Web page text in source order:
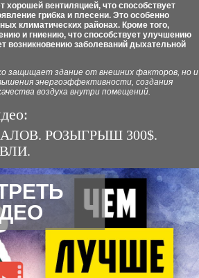
хорошей вентиляцией, что способствует
грибка и плесени. Это особенно
климатических районах. Кроме того,
и гниению, что способствует улучшению
возникновению заболеваний дыхательной
защищает здание от внешних факторов, но и
энергоэффективности, создания
воздуха внутри помещений.
РОЗЫГРЫШ 300$.